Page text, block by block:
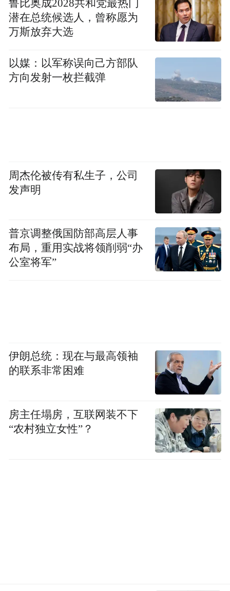
活的“第一粒扣子”。
“特别声明：以上作品内容(包括在内的视频、图片或音
鲁比奥成2028共和党最热门
潜在总统候选人，曾称愿为
万斯放弃大选
以媒：以军称误向己方部队
方向发射一枚拦截弹
周杰伦被传有私生子，公司
发声明
普京调整俄国防部高层人事
布局，重用实战将领削弱“办
公室将军”
伊朗总统：现在与最高领袖
的联系非常困难
房主任塌房，互联网装不下
“农村独立女性”？